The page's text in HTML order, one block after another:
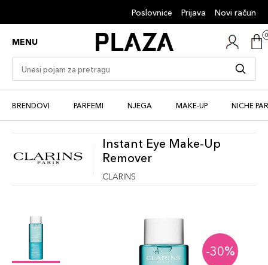
Poslovnice Prijava Novi račun
MENU
BRENDOVI PARFEMI NJEGA MAKE-UP NICHE
Instant Eye Make-Up
Remover
CLARINS
-30%